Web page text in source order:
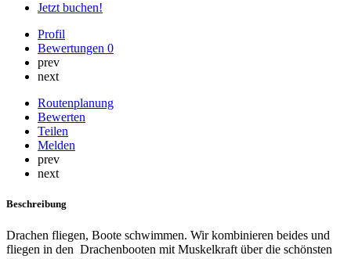
Jetzt buchen!
Profil
Bewertungen 0
prev
next
Routenplanung
Bewerten
Teilen
Melden
prev
next
Beschreibung
Drachen fliegen, Boote schwimmen. Wir kombinieren beides und
fliegen in den Drachenbooten mit Muskelkraft über die schönsten